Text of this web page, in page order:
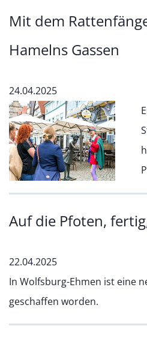
Mit dem
Hamelns Gassen
24.04.2025
Auf die Pfoten,
22.04.2025
In Wolfsburg-Ehmen ist eine
geschaffen worden.